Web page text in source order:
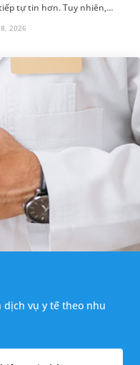
2026
tự tin hơn. Tuy nhiên,
khoăn về tình trạng răng bị
kh...
vụ y tế theo nhu